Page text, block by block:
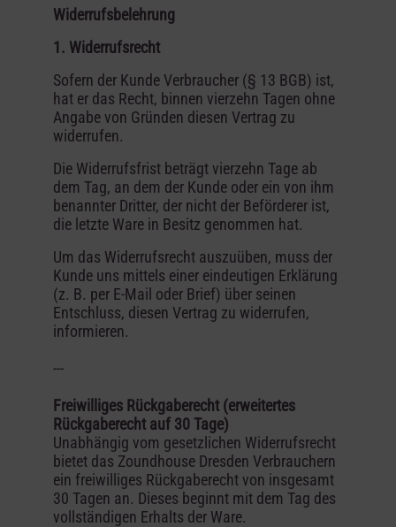
Widerrufsbelehrung
1. Widerrufsrecht
Sofern der Kunde Verbraucher (§ 13 BGB) ist,
hat er das Recht, binnen vierzehn Tagen ohne
Angabe von Gründen diesen Vertrag zu
widerrufen.
Die Widerrufsfrist beträgt vierzehn Tage ab
dem Tag, an dem der Kunde oder ein von ihm
benannter Dritter, der nicht der Beförderer ist,
die letzte Ware in Besitz genommen hat.
Um das Widerrufsrecht auszuüben, muss der
Kunde uns mittels einer eindeutigen Erklärung
(z. B. per E-Mail oder Brief) über seinen
Entschluss, diesen Vertrag zu widerrufen,
informieren.
---
Freiwilliges Rückgaberecht (erweitertes
Rückgaberecht auf 30 Tage)
Unabhängig vom gesetzlichen Widerrufsrecht
bietet das Zoundhouse Dresden Verbrauchern
ein freiwilliges Rückgaberecht von insgesamt
30 Tagen an. Dieses beginnt mit dem Tag des
vollständigen Erhalts der Ware.